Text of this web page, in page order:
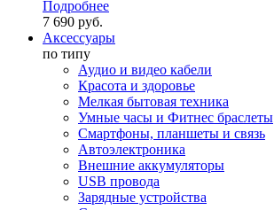
Подробнее
7 690 руб.
Аксессуары
по типу
Аудио и видео кабели
Красота и здоровье
Мелкая бытовая техника
Умные часы и Фитнес браслеты
Смартфоны, планшеты и связь
Автоэлектроника
Внешние аккумуляторы
USB провода
Зарядные устройства